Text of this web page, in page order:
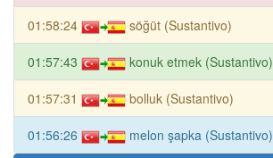
01:58:24 söğüt (Sustantivo)
01:57:43 konuk etmek (Sustantivo)
01:57:31 bolluk (Sustantivo)
01:56:26 melon şapka (Sustantivo)